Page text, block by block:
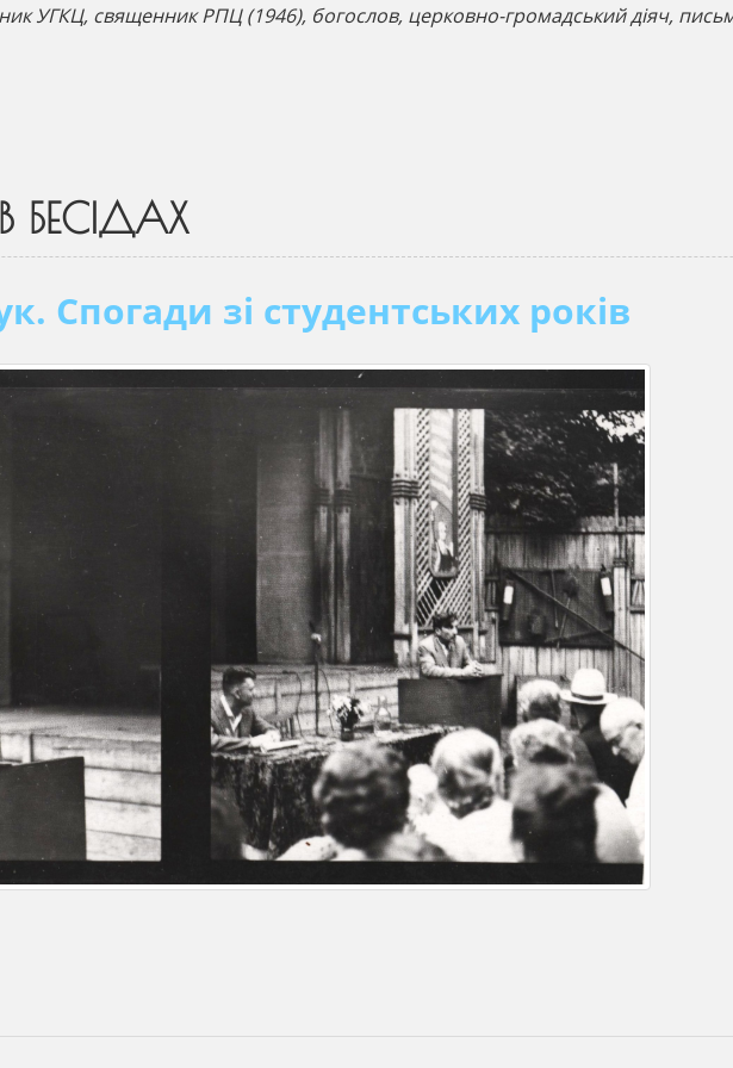
УГКЦ, священник РПЦ (1946), богослов, церковно-громадський діяч,
БЕСІДАХ
Спогади зі студентських років